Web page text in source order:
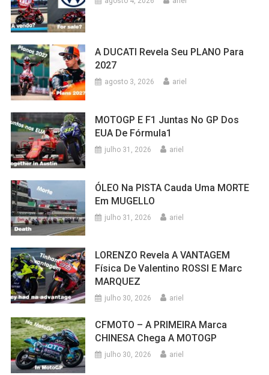
A DUCATI Revela Seu PLANO Para
2027
agosto 3, 2026 ariel
MOTOGP E F1 Juntas No GP Dos
EUA De Fórmula1
julho 31, 2026 ariel
ÓLEO Na PISTA Cauda Uma MORTE
Em MUGELLO
julho 31, 2026 ariel
LORENZO Revela A VANTAGEM
Física De Valentino ROSSI E Marc
MARQUEZ
julho 30, 2026 ariel
CFMOTO – A PRIMEIRA Marca
CHINESA Chega A MOTOGP
julho 30, 2026 ariel